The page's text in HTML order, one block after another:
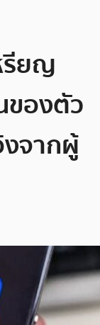
รียญ
ของตัว
งจากผู้